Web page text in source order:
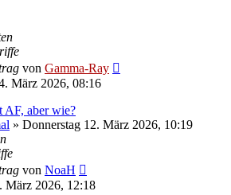
von Gamma-Ray
März 2026, 08:16
AF, aber wie?
» Donnerstag 12. März 2026, 10:19
von NoaH
März 2026, 12:18